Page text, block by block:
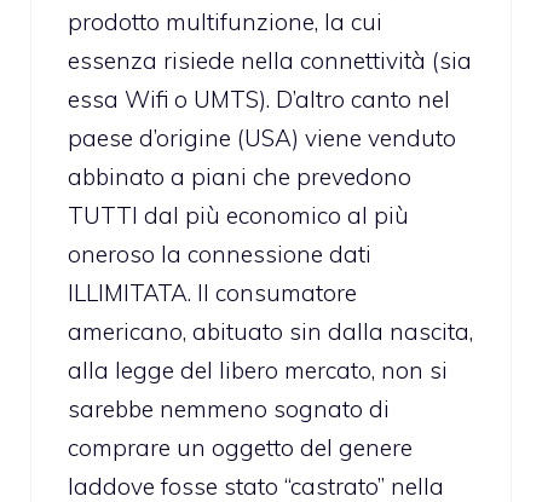
prodotto multifunzione, la cui
essenza risiede nella connettività (sia
essa Wifi o UMTS). D’altro canto nel
paese d’origine (USA) viene venduto
abbinato a piani che prevedono
TUTTI dal più economico al più
oneroso la connessione dati
ILLIMITATA. Il consumatore
americano, abituato sin dalla nascita,
alla legge del libero mercato, non si
sarebbe nemmeno sognato di
comprare un oggetto del genere
laddove fosse stato “castrato” nella